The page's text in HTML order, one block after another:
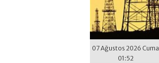
07 Ağustos 2026 Cuma
01:52